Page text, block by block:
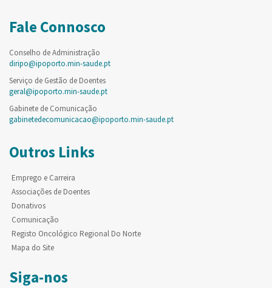
Fale Connosco
Conselho de Administração
diripo@ipoporto.min-saude.pt
Serviço de Gestão de Doentes
geral@ipoporto.min-saude.pt
Gabinete de Comunicação
gabinetedecomunicacao@ipoporto.min-saude.pt
Outros Links
Emprego e Carreira
Associações de Doentes
Donativos
Comunicação
Registo Oncológico Regional Do Norte
Mapa do Site
Siga-nos